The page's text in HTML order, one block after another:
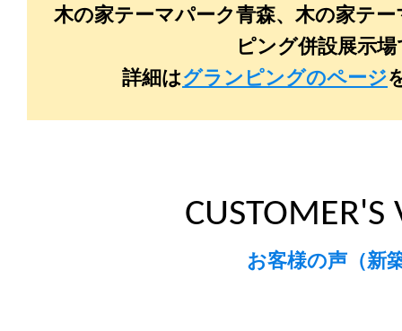
木の家テーマパーク青森、木の家テ
ピング併設展示
詳細はグランピングのページ
CUSTOMER'S
お客様の声（新